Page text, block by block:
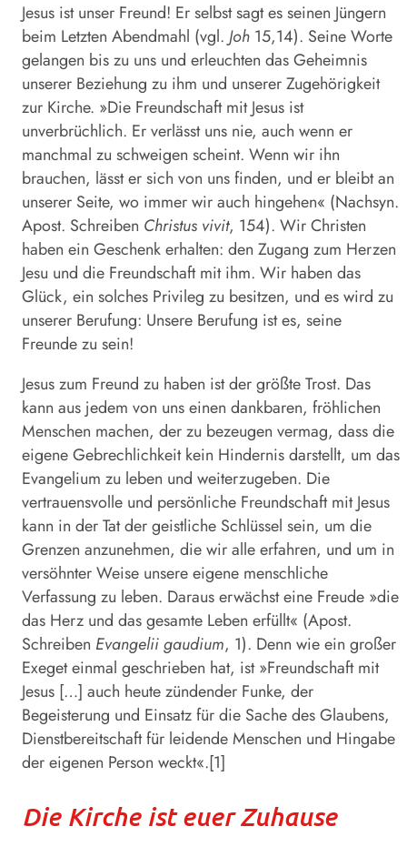
Jesus ist unser Freund! Er selbst sagt es seinen Jüngern
beim Letzten Abendmahl (vgl. Joh 15,14). Seine Worte
gelangen bis zu uns und erleuchten das Geheimnis
unserer Beziehung zu ihm und unserer Zugehörigkeit
zur Kirche. »Die Freundschaft mit Jesus ist
unverbrüchlich. Er verlässt uns nie, auch wenn er
manchmal zu schweigen scheint. Wenn wir ihn
brauchen, lässt er sich von uns finden, und er bleibt an
unserer Seite, wo immer wir auch hingehen« (Nachsyn.
Apost. Schreiben Christus vivit, 154). Wir Christen
haben ein Geschenk erhalten: den Zugang zum Herzen
Jesu und die Freundschaft mit ihm. Wir haben das
Glück, ein solches Privileg zu besitzen, und es wird zu
unserer Berufung: Unsere Berufung ist es, seine
Freunde zu sein!
Jesus zum Freund zu haben ist der größte Trost. Das
kann aus jedem von uns einen dankbaren, fröhlichen
Menschen machen, der zu bezeugen vermag, dass die
eigene Gebrechlichkeit kein Hindernis darstellt, um das
Evangelium zu leben und weiterzugeben. Die
vertrauensvolle und persönliche Freundschaft mit Jesus
kann in der Tat der geistliche Schlüssel sein, um die
Grenzen anzunehmen, die wir alle erfahren, und um in
versöhnter Weise unsere eigene menschliche
Verfassung zu leben. Daraus erwächst eine Freude »die
das Herz und das gesamte Leben erfüllt« (Apost.
Schreiben Evangelii gaudium, 1). Denn wie ein großer
Exeget einmal geschrieben hat, ist »Freundschaft mit
Jesus […] auch heute zündender Funke, der
Begeisterung und Einsatz für die Sache des Glaubens,
Dienstbereitschaft für leidende Menschen und Hingabe
der eigenen Person weckt«.[1]
Die Kirche ist euer Zuhause